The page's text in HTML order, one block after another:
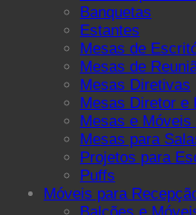
Banquetas
Estantes
Mesas de
Mesas de
Mesas Diretivas
Mesas Diretor e
Mesas e Móveis
Mesas para
Projetos para
Puffs
Móveis para
Balcões e